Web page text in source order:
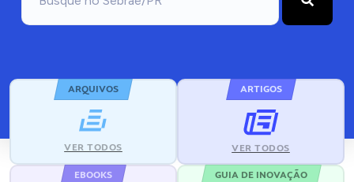
ARQUIVOS
VER TODOS
ARTIGOS
VER TODOS
EBOOKS GUIA DE INOVAÇÃO